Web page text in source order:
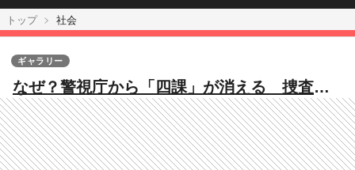
トップ 社会
なぜ？警視庁から「四課」が消える 捜査員
から惜しむ声も…新組織「暴力団対策課」発
足に“2つの狙い”
ギャラリー